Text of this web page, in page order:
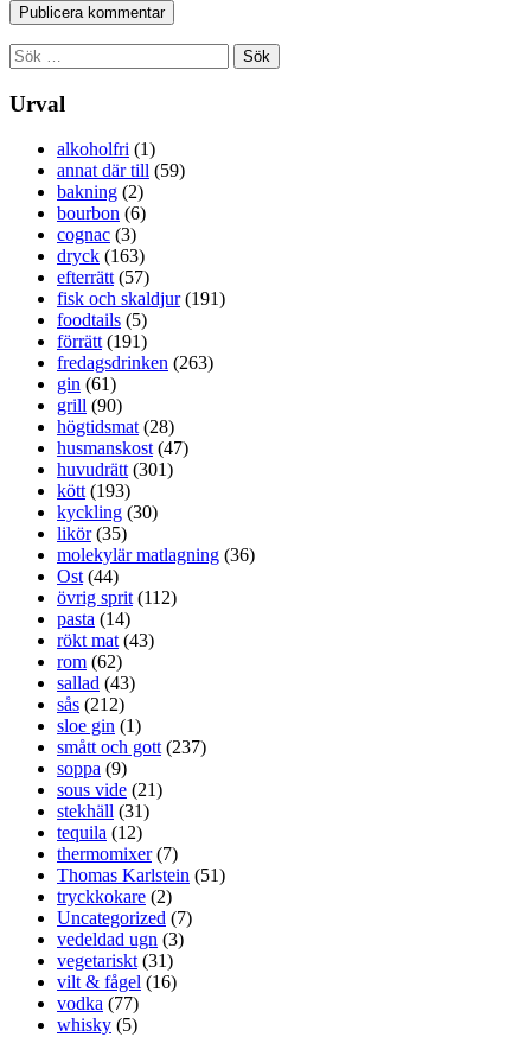
Sök
efter:
Urval
alkoholfri (1)
annat där till (59)
bakning (2)
bourbon (6)
cognac (3)
dryck (163)
efterrätt(57)
fisk och skaldjur(191)
foodtails (5)
förrätt(191)
fredagsdrinken (263)
gin (61)
grill (90)
högtidsmat(28)
husmanskost(47)
huvudrätt(301)
kött(193)
kyckling (30)
likör(35)
molekylär matlagning (36)
Ost(44)
övrig sprit(112)
pasta (14)
rökt mat(43)
rom (62)
sallad (43)
sås (212)
sloe gin (1)
smått och gott(237)
soppa (9)
sous vide (21)
stekhäll (31)
tequila (12)
thermomixer(7)
Thomas Karlstein (51)
tryckkokare (2)
Uncategorized (7)
vedeldad ugn (3)
vegetariskt(31)
vilt & fågel (16)
vodka (77)
whisky (5)